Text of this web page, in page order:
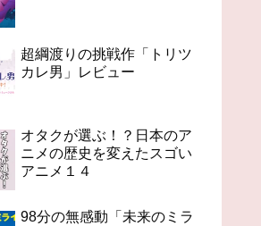
超綱渡りの挑戦作「トリツ
カレ男」レビュー
オタクが選ぶ！？日本のア
ニメの歴史を変えたスゴい
アニメ１４
98分の無感動「未来のミラ